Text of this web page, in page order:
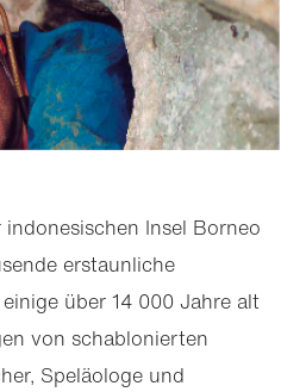
Insel Borneo
erstaunliche
über 14 000 Jahre alt
von schablonierten
Speläologe und